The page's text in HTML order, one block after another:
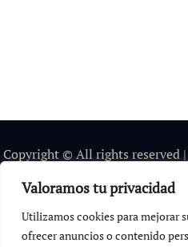
Valoramos tu privacidad
Utilizamos cookies para mejorar
ofrecer anuncios o contenido
Copyright © All rights reserved |